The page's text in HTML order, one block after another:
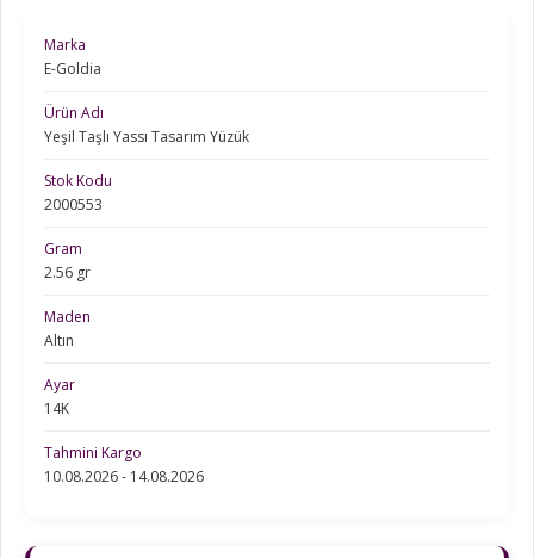
Marka
E-Goldia
Ürün Adı
Yeşil Taşlı Yassı Tasarım Yüzük
Stok Kodu
2000553
Gram
2.56 gr
Maden
Altın
Ayar
14K
Tahmini Kargo
10.08.2026 - 14.08.2026